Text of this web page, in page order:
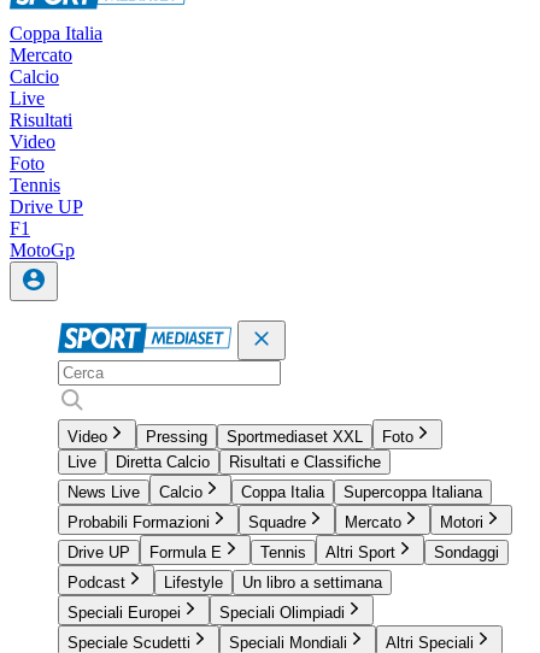
Coppa Italia
Mercato
Calcio
Live
Risultati
Video
Foto
Tennis
Drive UP
F1
MotoGp
Video Pressing Sportmediaset XXL
Foto
Live
Diretta Calcio
Risultati e Classifiche
News Live
Calcio Coppa Italia
Supercoppa Italiana
Probabili Formazioni
Squadre Mercato
Motori
Drive UP
Formula E Tennis Altri Sport
Sondaggi
Podcast
Lifestyle
Un libro a settimana
Speciali Europei
Speciali Olimpiadi
Speciale Scudetti
Speciali Mondiali Altri Speciali